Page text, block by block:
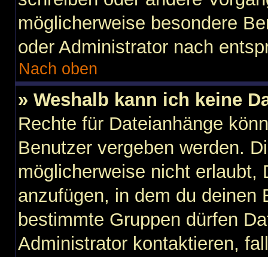
möglicherweise besondere
oder Administrator nach
Nach oben
» Weshalb kann ich keine
Rechte für Dateianhänge
Benutzer vergeben werden.
möglicherweise nicht erlaubt,
anzufügen, in dem du deinen
bestimmte Gruppen dürfen
Administrator kontaktieren,